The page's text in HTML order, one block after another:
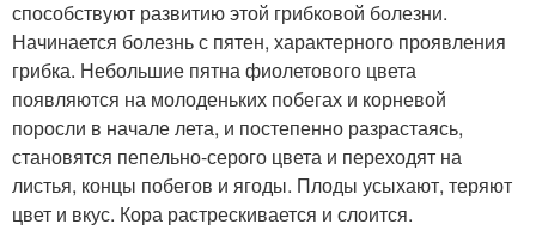
способствуют развитию этой грибковой болезни.
Начинается болезнь с пятен, характерного проявления
грибка. Небольшие пятна фиолетового цвета
появляются на молоденьких побегах и корневой
поросли в начале лета, и постепенно разрастаясь,
становятся пепельно-серого цвета и переходят на
листья, концы побегов и ягоды. Плоды усыхают, теряют
цвет и вкус. Кора растрескивается и слоится.